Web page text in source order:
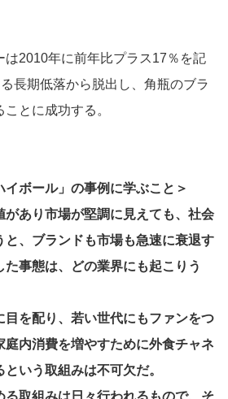
2010年に前年比プラス17％を記
長期低落から脱出し、角瓶のブラ
とに成功する。
イボール」の事例に学ぶこと＞
あり市場が堅調に見えても、社会
と、ブランドも市場も急速に衰退す
た事態は、どの業界にも起こりう
を配り、若い世代にもファンをつ
庭内消費を増やすために外食チャネ
いう取組みは不可欠だ。
取組みは日々行われるもので、そ